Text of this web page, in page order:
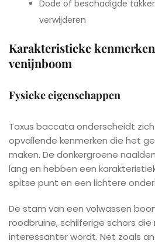
Dode of beschadigde
verwijderen
Karakteristieke
venijnboom
Fysieke eigenschappen
Taxus baccata onderscheidt
opvallende kenmerken die het
maken. De donkergroene
lang en hebben een
spitse punt en een lichtere
De stam van een volwassen
roodbruine, schilferige schors
interessanter wordt. Net zoals